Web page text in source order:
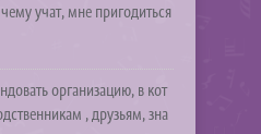
учат, мне пригодиться
организацию, в кот
, друзьям, зна